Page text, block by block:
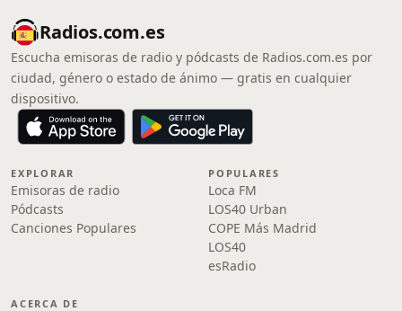
Radios.com.es
Escucha emisoras de radio y pódcasts de Radios.com.es por
ciudad, género o estado de ánimo — gratis en cualquier
dispositivo.
EXPLORAR
Emisoras de radio
Pódcasts
Canciones Populares
POPULARES
Loca FM
LOS40 Urban
COPE Más Madrid
LOS40
esRadio
ACERCA DE